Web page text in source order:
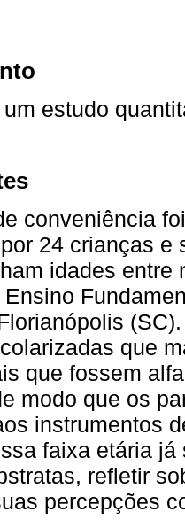
estudo
conveniência
24 crianças e
idades entre
Ensino
que
que fossem
modo que os
instrumentos
faixa etária
refletir
percepções